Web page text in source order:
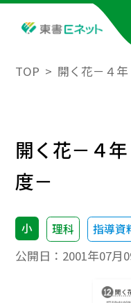
TOP 開く花－４
開く花－４
度－
小 理科 指導資
公開日： 2001年07月